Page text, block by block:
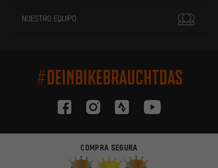
NUESTRO EQUIPO
#DEINBIKEBRAUCHTDAS
COMPRA SEGURA